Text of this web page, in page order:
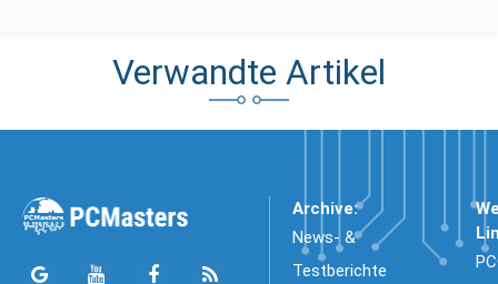
Verwandte Artikel
Archive:
News- &
Testberichte